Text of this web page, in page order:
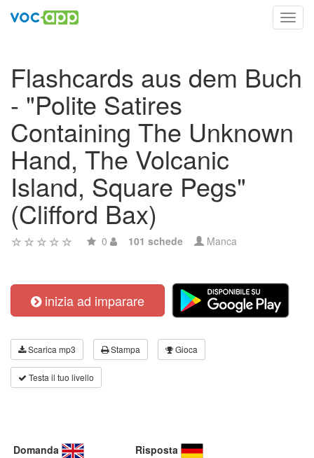
Flashcards aus dem Buch
- "Polite Satires
Containing The Unknown
Hand, The Volcanic
Island, Square Pegs"
(Clifford Bax)
0 101 schede Manca
inizia ad imparare
Scarica mp3 Stampa Gioca
Testa il tuo livello
Domanda Risposta